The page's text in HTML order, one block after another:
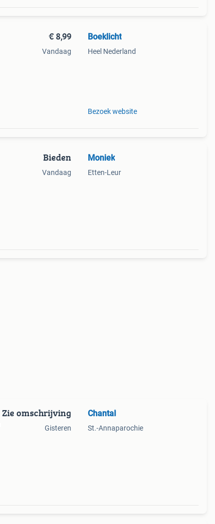
€ 8,99
Vandaag
Boeklicht
Heel Nederland
Bezoek website
Bieden
Vandaag
Moniek
Etten-Leur
Zie omschrijving
Gisteren
Chantal
St.-Annaparochie